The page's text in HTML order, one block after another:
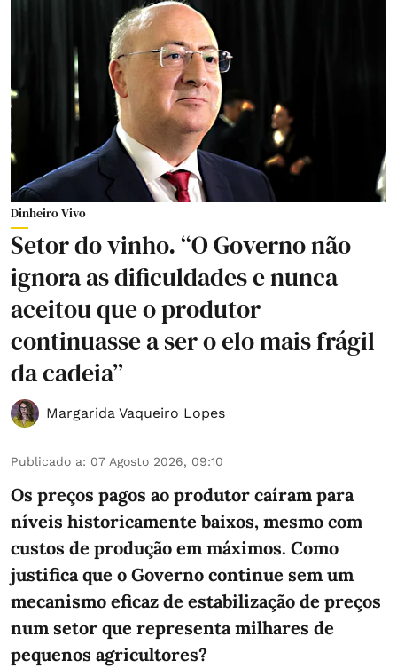
Dinheiro Vivo
Setor do vinho. “O Governo não
ignora as dificuldades e nunca
aceitou que o produtor
continuasse a ser o elo mais frágil
da cadeia”
Margarida Vaqueiro Lopes
Publicado a: 07 Agosto 2026, 09:10
Os preços pagos ao produtor caíram para
níveis historicamente baixos, mesmo com
custos de produção em máximos. Como
justifica que o Governo continue sem um
mecanismo eficaz de estabilização de preços
num setor que representa milhares de
pequenos agricultores?